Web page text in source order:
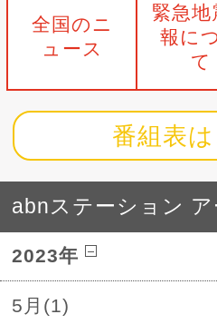
全国のニ
ュース
緊急地
報に
て
番組表
abnステーション
2023年
5月(1)